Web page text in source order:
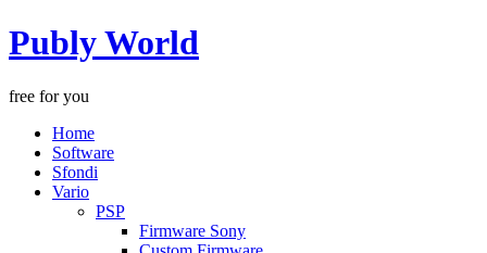
Publy World
free for you
Home
Software
Sfondi
Vario
PSP
Firmware Sony